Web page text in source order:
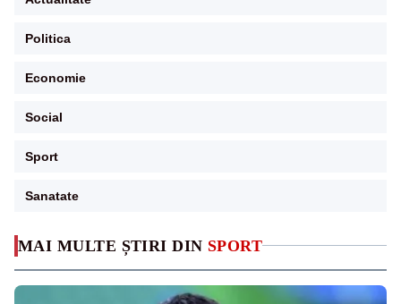
MAI MULTE ȘTIRI DIN SPORT
Politica
Economie
Social
Sport
Sanatate